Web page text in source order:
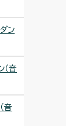
ン
（音
音